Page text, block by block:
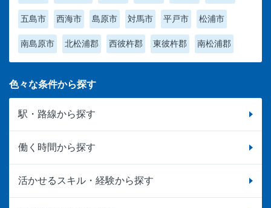
五島市 西海市 島原市 対馬市 平戸市 松浦市
南島原市 北松浦郡 西彼杵郡 東彼杵郡 南松浦郡
色々な条件から探す
駅・路線から探す
働く時間から探す
活かせるスキル・経験から探す